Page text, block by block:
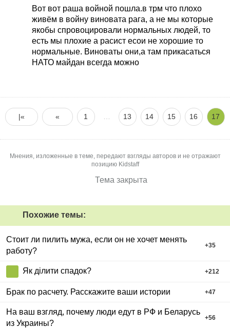
идиот, рассказывал хуйлу как Украина готовила
нападение, нравиться он? Вы смотрю фанат
бульбаша, такого же диктатора как хуйло.
Вот вот раша войной пошла.в трм что плохо
живём в войну виновата рага, а не мы которые
якобы спровоцировали нормальных людей, то
есть мы плохие а расист есои не хорошие то
нормальные. Виноваты они,а там прикасаться
НАТО майдан всегда можно
|« « 1 … 13 14 15 16 17
Мнения, изложенные в теме, передают взгляды авторов и не отражают
позицию Kidstaff
Тема закрыта
Похожие темы:
Стоит ли пилить мужа, если он не хочет менять
работу?
+35
Як ділити спадок? +212
Брак по расчету. Расскажите ваши истории +47
На ваш взгляд, почему люди едут в РФ и Беларусь
из Украины?
+56